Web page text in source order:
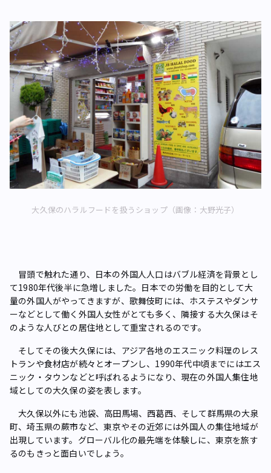
大久保のハラルフードを扱うショップ（画像：大野光子）
冒頭で触れた通り、日本の外国人人口はバブル経済を背景とし
て1980年代後半に急増しました。日本での労働を目的として大
量の外国人がやってきますが、歌舞伎町には、ホステスやダンサ
ーなどとして働く外国人女性がとても多く、隣接する大久保はそ
のような人びとの居住地として重宝されるのです。
そしてその後大久保には、アジア各地のエスニック料理のレス
トランや食材店が続々とオープンし、1990年代中頃までにはエス
ニック・タウンなどと呼ばれるようになり、現在の外国人集住地
域としての大久保の姿を表します。
大久保以外にも池袋、高田馬場、西葛西、そして群馬県の大泉
町、埼玉県の蕨市など、東京やその近郊には外国人の集住地域が
出現しています。グローバル化の最先端を体験しに、東京を旅す
るのもきっと面白いでしょう。